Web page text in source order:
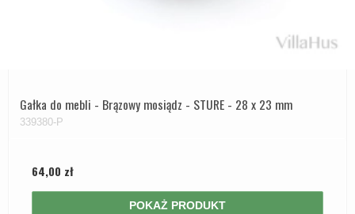
Gałka do mebli - Brązowy mosiądz - STURE - 28 x 23 mm
339380-P
64,00 zł
POKAŻ PRODUKT